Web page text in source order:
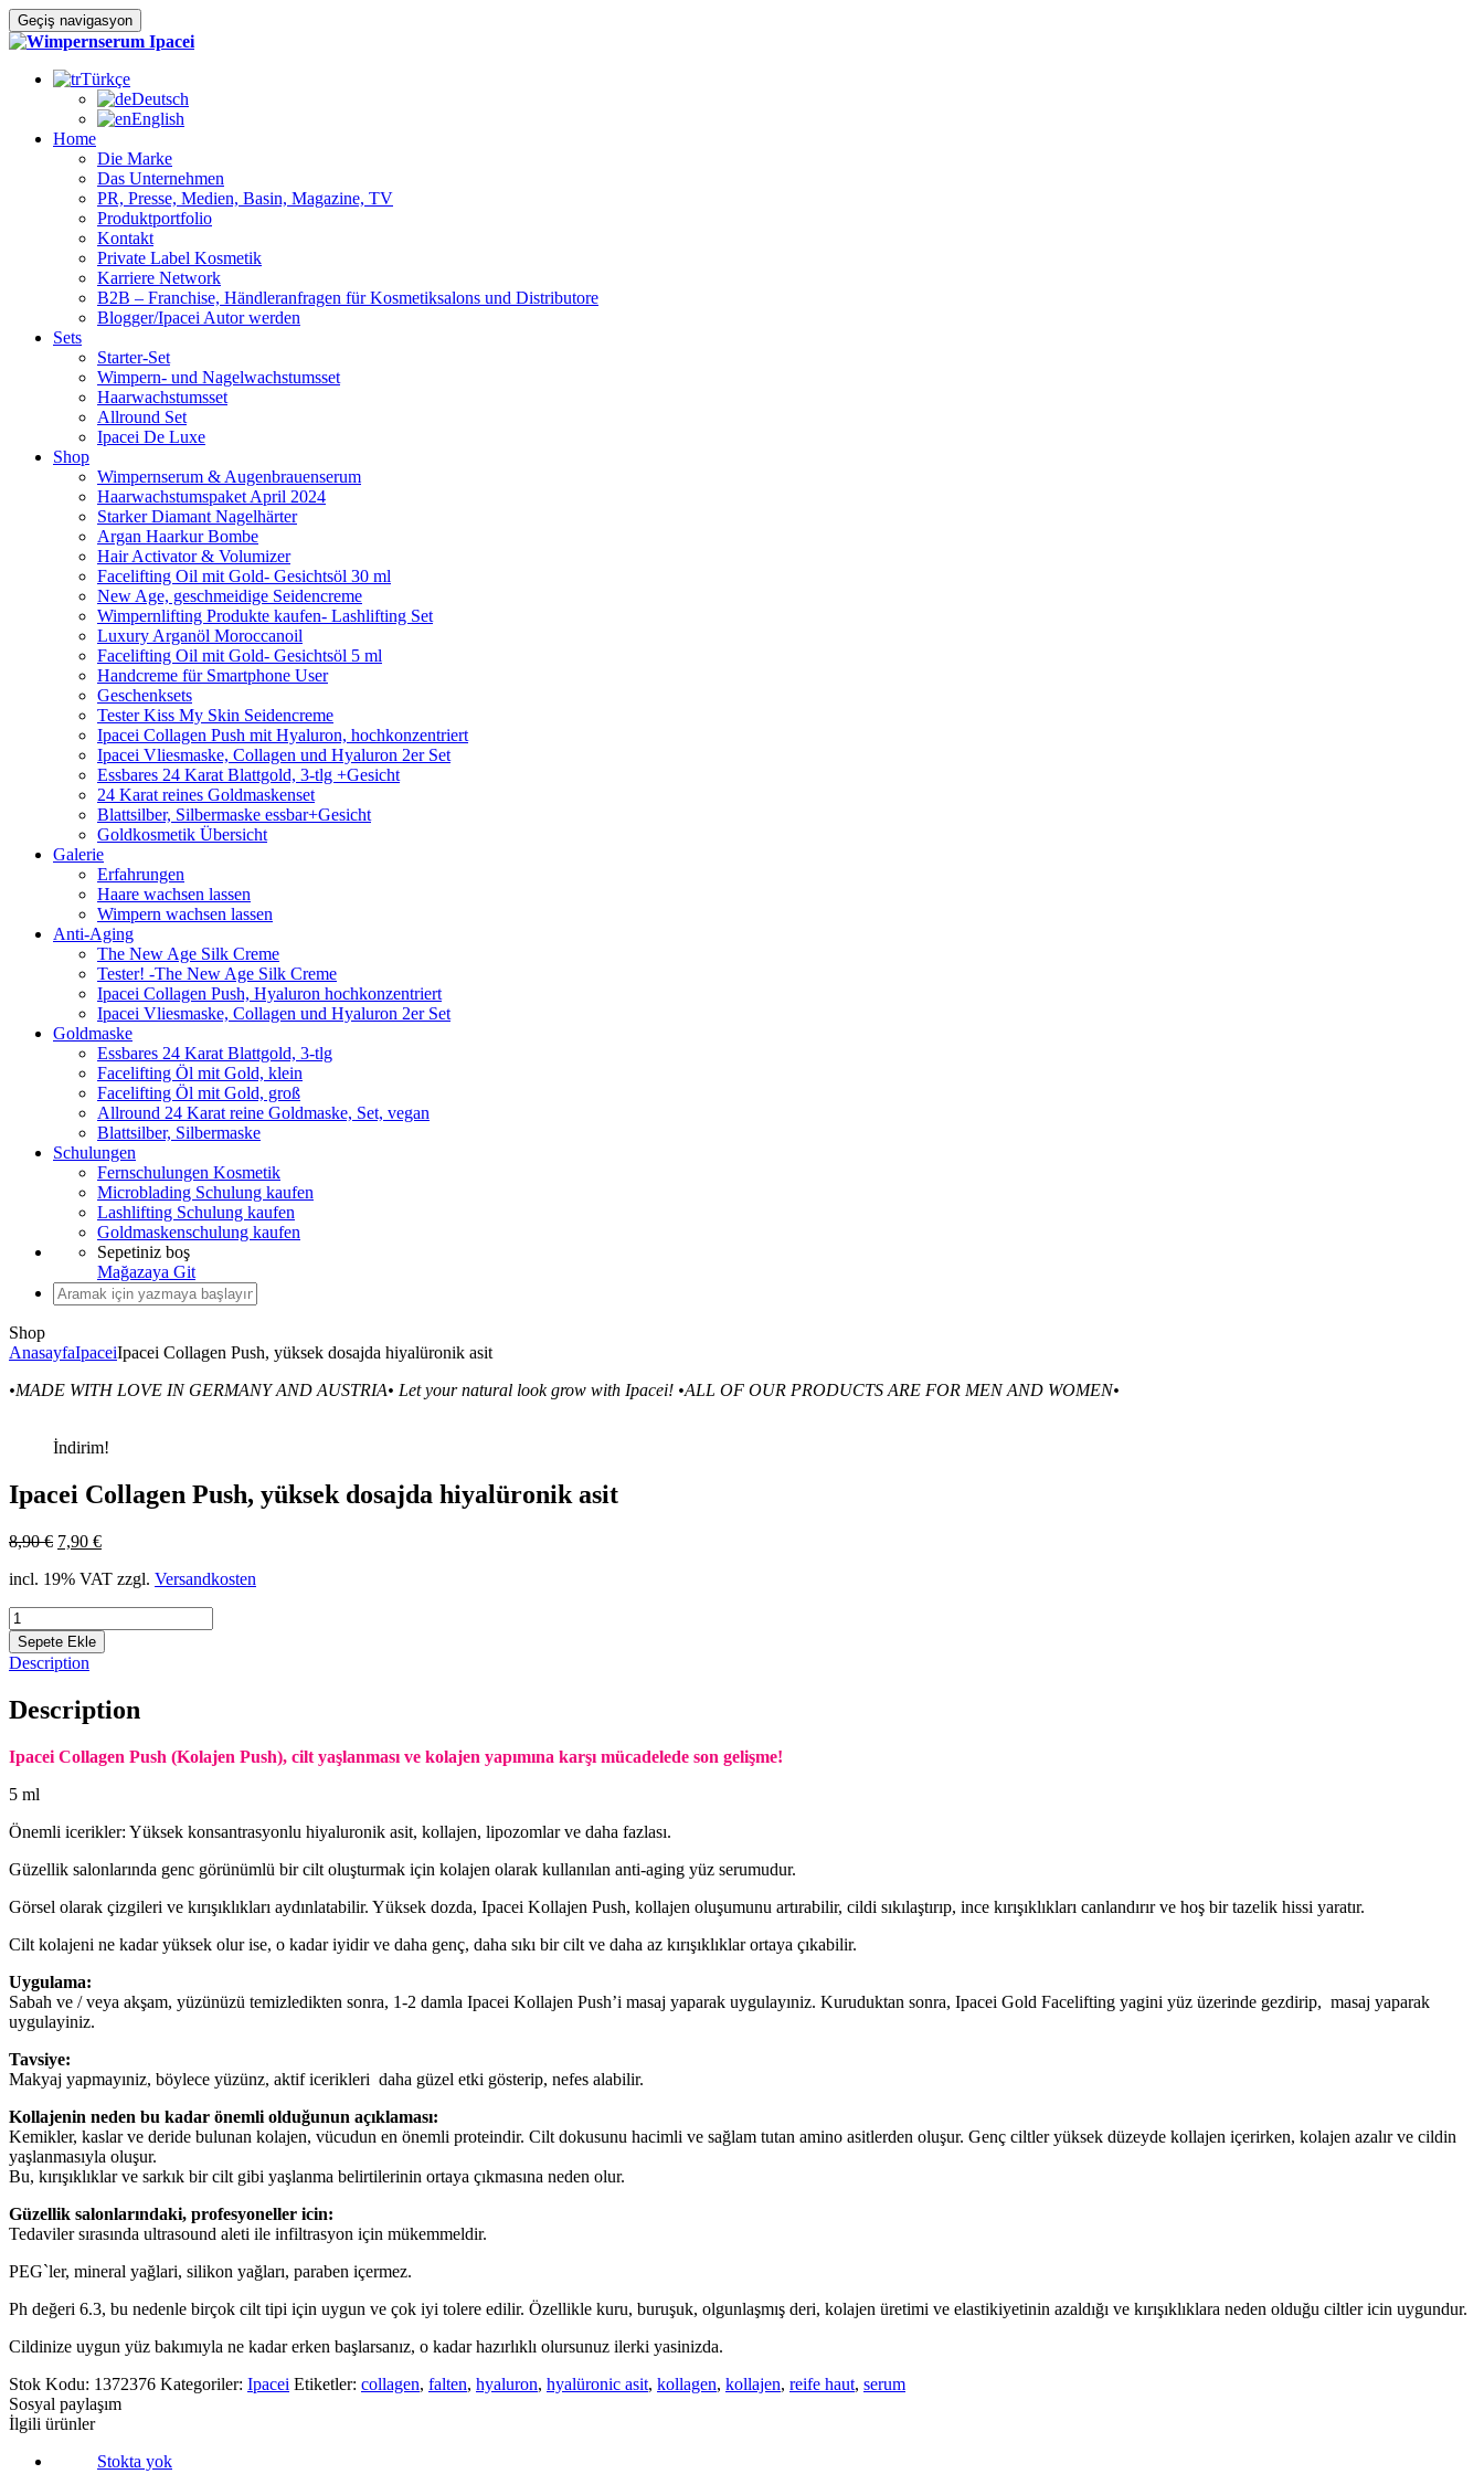
Geçiş navigasyon
Türkçe
Deutsch
English
Home
Die Marke
Das Unternehmen
PR, Presse, Medien, Basin, Magazine, TV
Produktportfolio
Kontakt
Private Label Kosmetik
Karriere Network
B2B – Franchise, Händleranfragen für Kosmetiksalons und Distributore
Blogger/Ipacei Autor werden
Sets
Starter-Set
Wimpern- und Nagelwachstumsset
Haarwachstumsset
Allround Set
Ipacei De Luxe
Shop
Wimpernserum & Augenbrauenserum
Haarwachstumspaket April 2024
Starker Diamant Nagelhärter
Argan Haarkur Bombe
Hair Activator & Volumizer
Facelifting Oil mit Gold- Gesichtsöl 30 ml
New Age, geschmeidige Seidencreme
Wimpernlifting Produkte kaufen- Lashlifting Set
Luxury Arganöl Moroccanoil
Facelifting Oil mit Gold- Gesichtsöl 5 ml
Handcreme für Smartphone User
Geschenksets
Tester Kiss My Skin Seidencreme
Ipacei Collagen Push mit Hyaluron, hochkonzentriert
Ipacei Vliesmaske, Collagen und Hyaluron 2er Set
Essbares 24 Karat Blattgold, 3-tlg +Gesicht
24 Karat reines Goldmaskenset
Blattsilber, Silbermaske essbar+Gesicht
Goldkosmetik Übersicht
Galerie
Erfahrungen
Haare wachsen lassen
Wimpern wachsen lassen
Anti-Aging
The New Age Silk Creme
Tester! -The New Age Silk Creme
Ipacei Collagen Push, Hyaluron hochkonzentriert
Ipacei Vliesmaske, Collagen und Hyaluron 2er Set
Goldmaske
Essbares 24 Karat Blattgold, 3-tlg
Facelifting Öl mit Gold, klein
Facelifting Öl mit Gold, groß
Allround 24 Karat reine Goldmaske, Set, vegan
Blattsilber, Silbermaske
Schulungen
Fernschulungen Kosmetik
Microblading Schulung kaufen
Lashlifting Schulung kaufen
Goldmaskenschulung kaufen
Sepetiniz boş
Mağazaya Git
Shop
AnasayfaIpaceiIpacei Collagen Push, yüksek dosajda hiyalüronik asit
•MADE WITH LOVE IN GERMANY AND AUSTRIA• Let your natural look grow with Ipacei! •ALL OF OUR PRODUCTS ARE FOR MEN AND WOMEN•
İndirim!
Ipacei Collagen Push, yüksek dosajda hiyalüronik asit
8,90€ 7,90 €
incl. 19% VAT zzgl. Versandkosten
Miktar
Sepete Ekle
Description
Description
Ipacei Collagen Push (Kolajen Push), cilt yaşlanması ve kolajen yapımına karşı mücadelede son gelişme!
5 ml
Önemli icerikler: Yüksek konsantrasyonlu hiyaluronik asit, kollajen, lipozomlar ve daha fazlası.
Güzellik salonlarında genc görünümlü bir cilt oluşturmak için kolajen olarak kullanılan anti-aging yüz serumudur.
Görsel olarak çizgileri ve kırışıklıkları aydınlatabilir. Yüksek dozda, Ipacei Kollajen Push, kollajen oluşumunu artırabilir, cildi sıkılaştırıp, ince kırışıklıkları canlandırır ve hoş bir tazelik hissi yaratır.
Cilt kolajeni ne kadar yüksek olur ise, o kadar iyidir ve daha genç, daha sıkı bir cilt ve daha az kırışıklıklar ortaya çıkabilir.
Uygulama:
Sabah ve / veya akşam, yüzünüzü temizledikten sonra, 1-2 damla Ipacei Kollajen Push’i masaj yaparak uygulayıniz. Kuruduktan sonra, Ipacei Gold Facelifting yagini yüz üzerinde gezdirip, masaj yaparak
uygulayiniz.
Tavsiye:
Makyaj yapmayıniz, böylece yüzünz, aktif icerikleri daha güzel etki gösterip, nefes alabilir.
Kollajenin neden bu kadar önemli olduğunun açıklaması:
Kemikler, kaslar ve deride bulunan kolajen, vücudun en önemli proteindir. Cilt dokusunu hacimli ve sağlam tutan amino asitlerden oluşur. Genç ciltler yüksek düzeyde kollajen içerirken, kolajen azalır ve cildin
yaşlanmasıyla oluşur.
Bu, kırışıklıklar ve sarkık bir cilt gibi yaşlanma belirtilerinin ortaya çıkmasına neden olur.
Güzellik salonlarındaki, profesyoneller icin:
Tedaviler sırasında ultrasound aleti ile infiltrasyon için mükemmeldir.
PEG`ler, mineral yağlari, silikon yağları, paraben içermez.
Ph değeri 6.3, bu nedenle birçok cilt tipi için uygun ve çok iyi tolere edilir. Özellikle kuru, buruşuk, olgunlaşmış deri, kolajen üretimi ve elastikiyetinin azaldığı ve kırışıklıklara neden olduğu ciltler icin uygundur.
Cildinize uygun yüz bakımıyla ne kadar erken başlarsanız, o kadar hazırlıklı olursunuz ilerki yasinizda.
Stok Kodu: 1372376 Kategoriler: Ipacei Etiketler: collagen, falten, hyaluron, hyalüronic asit, kollagen, kollajen, reife haut, serum
Sosyal paylaşım
İlgili ürünler
Stokta yok